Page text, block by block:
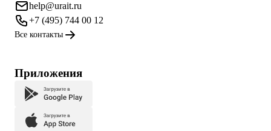
help@urait.ru
+7 (495) 744 00 12
Все контакты
Приложения